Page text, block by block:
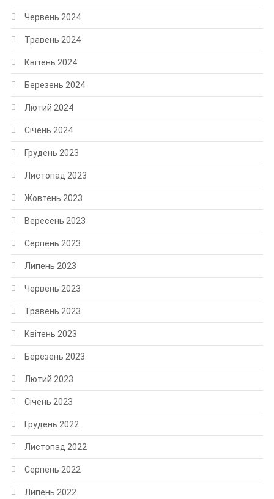
Червень 2024
Травень 2024
Квітень 2024
Березень 2024
Лютий 2024
Січень 2024
Грудень 2023
Листопад 2023
Жовтень 2023
Вересень 2023
Серпень 2023
Липень 2023
Червень 2023
Травень 2023
Квітень 2023
Березень 2023
Лютий 2023
Січень 2023
Грудень 2022
Листопад 2022
Серпень 2022
Липень 2022